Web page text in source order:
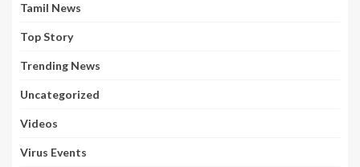
Tamil News
Top Story
Trending News
Uncategorized
Videos
Virus Events